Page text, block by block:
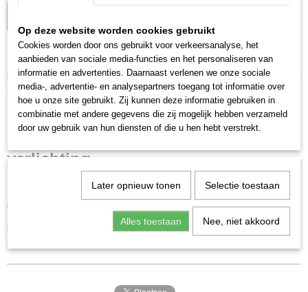
Specificaties
EAN code
4001883043036
Productcode leverancier
4303
H0 (1:87)
Omschrijving
Märklin 4303 Bagagerijtuig met
verlichting
Alleen voor post met brievenbus
Op deze website worden cookies gebruikt
Cookies worden door ons gebruikt voor verkeersanalyse, het
aanbieden van sociale media-functies en het personaliseren van
informatie en advertenties. Daarnaast verlenen we onze sociale
media-, advertentie- en analysepartners toegang tot informatie over
hoe u onze site gebruikt. Zij kunnen deze informatie gebruiken in
combinatie met andere gegevens die zij mogelijk hebben verzameld
door uw gebruik van hun diensten of die u hen hebt verstrekt.
Later opnieuw tonen Selectie toestaan
Alles toestaan Nee, niet akkoord